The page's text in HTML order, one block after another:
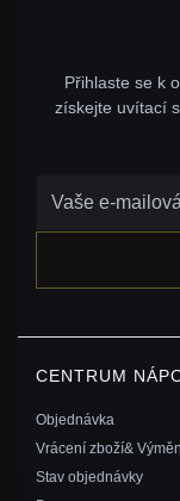
Přihlaste se k
získejte uvítací
CENTRUM
Objednávka
Vrácení zboží&
Stav objednávky